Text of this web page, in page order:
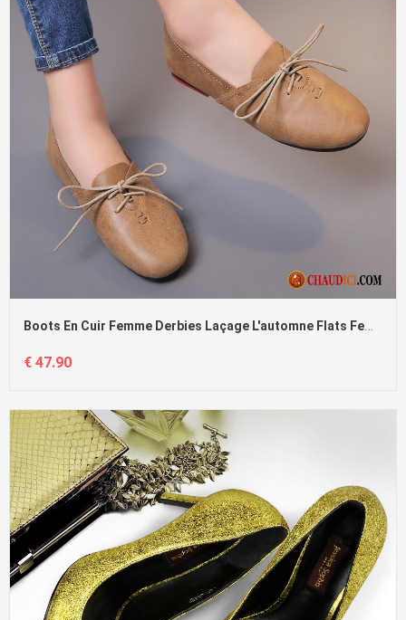
Boots En Cuir Femme Derbies Laçage L'automne Flats Femme
€ 47.90